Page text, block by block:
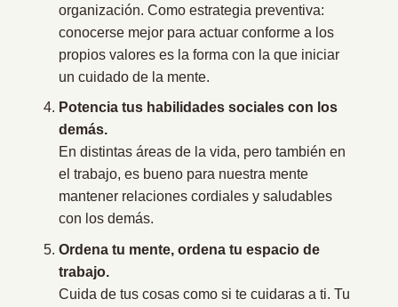
organización. Como estrategia preventiva:
conocerse mejor para actuar conforme a los
propios valores es la forma con la que iniciar
un cuidado de la mente.
Potencia tus habilidades sociales con los
demás.
En distintas áreas de la vida, pero también en
el trabajo, es bueno para nuestra mente
mantener relaciones cordiales y saludables
con los demás.
Ordena tu mente, ordena tu espacio de
trabajo.
Cuida de tus cosas como si te cuidaras a ti. Tu